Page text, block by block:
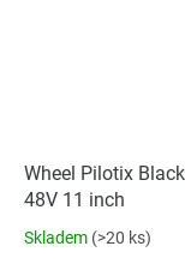
Wheel Pilotix
48V 11 inch
Skladem (>20 ks)